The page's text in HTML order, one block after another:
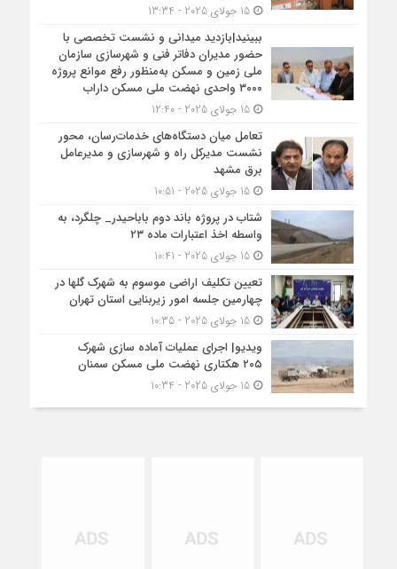
15 جولای 2025 - 13:34
ببینید|بازدید میدانی و نشست تخصصی با
حضور مدیران دفاتر فنی و شهرسازی سازمان
ملی زمین و مسکن به‌منظور رفع موانع پروژه
۳۰۰۰ واحدی نهضت ملی مسکن داراب
15 جولای 2025 - 12:40
تعامل میان دستگاه‌های خدمات‌رسان، محور
نشست مدیرکل راه و شهرسازی و مدیرعامل
برق مشهد
15 جولای 2025 - 10:51
شتاب در پروژه باند دوم باباحیدر_ چلگرد، به
واسطه اخذ اعتبارات ماده ۲۳
15 جولای 2025 - 10:41
تعیین تکلیف اراضی موسوم به شهرک گلها در
چهارمین جلسه امور زیربنایی استان تهران
15 جولای 2025 - 10:35
ویدیو| اجرای عملیات آماده سازی شهرک
۲۰۵ هکتاری نهضت ملی مسکن سمنان
15 جولای 2025 - 10:34